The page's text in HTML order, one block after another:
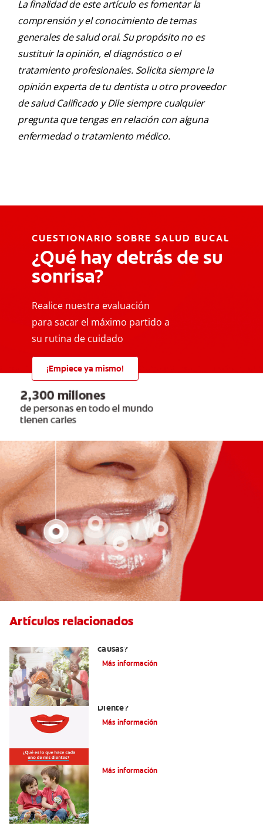
La finalidad de este artículo es fomentar la
comprensión y el conocimiento de temas
generales de salud oral. Su propósito no es
sustituir la opinión, el diagnóstico o el
tratamiento profesionales. Solicita siempre la
opinión experta de tu dentista u otro proveedor
de salud Calificado y Dile siempre cualquier
pregunta que tengas en relación con alguna
enfermedad o tratamiento médico.
CUESTIONARIO SOBRE SALUD BUCAL
¿Qué hay detrás de su
sonrisa?
Realice nuestra evaluación
para sacar el máximo partido a
su rutina de cuidado
¡Empiece ya mismo!
Artículos relacionados
causas?
Más información
Diente?
Más información
Más información